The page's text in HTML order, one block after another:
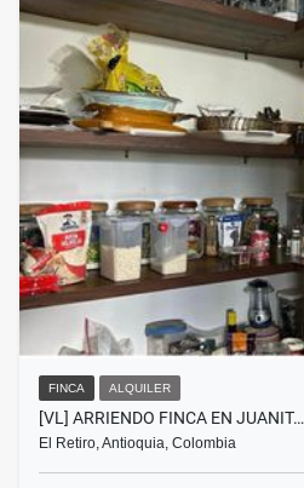
FINCA ALQUILER
[VL] ARRIENDO FINCA EN JUANIT…
El Retiro, Antioquia, Colombia